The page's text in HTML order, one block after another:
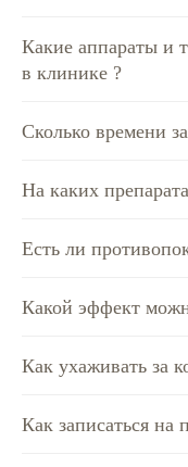
Какие аппараты и
в клинике ?
Сколько времени
На каких
Есть ли
Какой эффект
Как ухаживать за
Как записаться на